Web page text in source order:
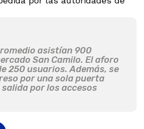
asistían 900
San Camilo. El aforo
250 usuarios. Además, se
por una sola puerta
por los accesos